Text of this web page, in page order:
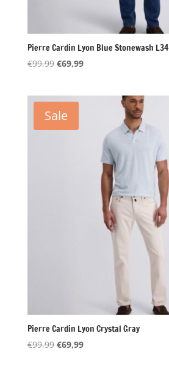
Pierre Cardin Lyon Blue Stonewash L34
€99,99 Oorspronkelijke
€99,99.
€69,99Huidige
Sale
Pierre Cardin Lyon Crystal Gray
€99,99 Oorspronkelijke
€69,99Huidige